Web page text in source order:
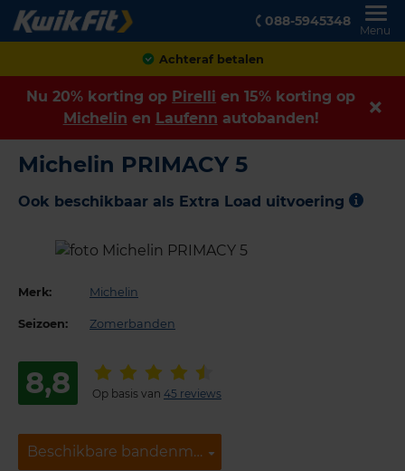
088-5945348
Menu
Achteraf betalen
Nu 20% korting op Pirelli en 15% korting op
Michelin en Laufenn autobanden!
Michelin PRIMACY 5
Ook beschikbaar als Extra Load uitvoering
Merk: Michelin
Seizoen: Zomerbanden
8,8 Op basis van 45 reviews
Beschikbare bandenmaten
Beschikbare bandenmaten